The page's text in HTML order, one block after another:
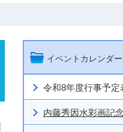
イベントカレンダー
令和8年度行事予定
内藤秀因水彩画記